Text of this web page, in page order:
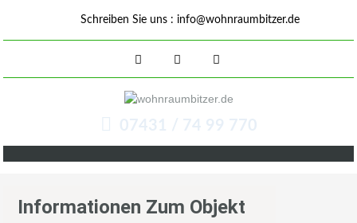
Schreiben Sie uns : info@wohnraumbitzer.de
07431 / 74 99 770
Informationen Zum Objekt